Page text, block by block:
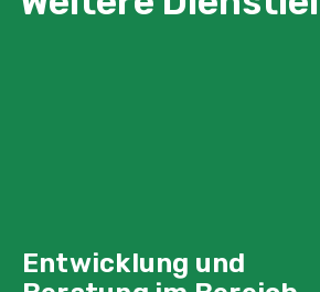
Entwicklung und